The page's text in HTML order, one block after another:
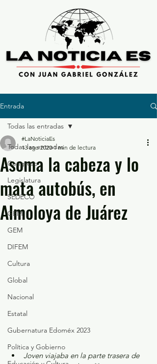
Entrada
Todas las entradas
Congreso
Legislatura
SEDECO
GEM
GEM
DIFEM
Cultura
Global
Nacional
Estatal
Gubernatura Edoméx 2023
Política y Gobierno
Todas las entradas
Asoma la cabeza y lo
mata autobús, en
Almoloya de Juárez
#LaNoticiaEs
13 ago 2020 1 min de lectura
Joven viajaba en la parte trasera de